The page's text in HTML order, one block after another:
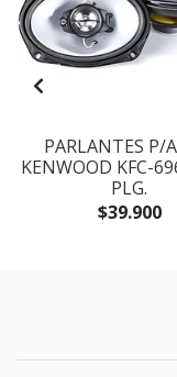
PARLANTES P/
KENWOOD KFC-
PLG.
$39.900